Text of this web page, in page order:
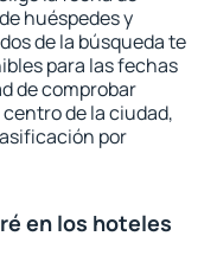
huéspedes y
de la búsqueda te
para las fechas
de comprobar
de la ciudad,
por
en los hoteles